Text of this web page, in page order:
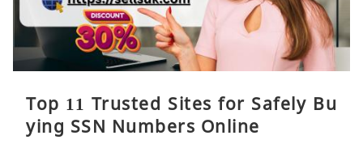
Top 11 Trusted Sites for Safely Bu
ying SSN Numbers Online